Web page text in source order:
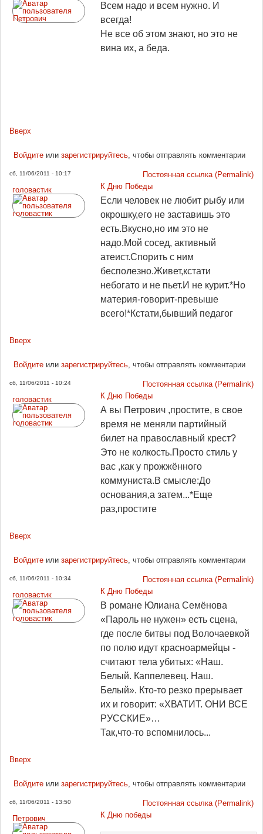
Всем надо и всем нужно. И
всегда!
Не все об этом знают, но это не
вина их, а беда.
Вверх
Войдитеили зарегистрируйтесь, чтобы отправлять комментарии
сб, 11/06/2011 - 10:17
Постоянная ссылка (Permalink)
головастик
К Дню Победы
Если человек не любит рыбу или
окрошку,его не заставишь это
есть.Вкусно,но им это не
надо.Мой сосед, активный
атеист.Спорить с ним
бесполезно.Живет,кстати
небогато и не пьет.И не курит.*Но
материя-говорит-превыше
всего!*Кстати,бывший педагог
Вверх
Войдитеили зарегистрируйтесь, чтобы отправлять комментарии
сб, 11/06/2011 - 10:24
Постоянная ссылка (Permalink)
головастик
К Дню Победы
А вы Петрович ,простите, в свое
время не меняли партийный
билет на православный крест?
Это не колкость.Просто стиль у
вас ,как у прожжённого
коммуниста.В смысле:До
основания,а затем...*Еще
раз,простите
Вверх
Войдитеили зарегистрируйтесь, чтобы отправлять комментарии
сб, 11/06/2011 - 10:34
Постоянная ссылка (Permalink)
головастик
К Дню Победы
В романе Юлиана Семёнова
«Пароль не нужен» есть сцена,
где после битвы под Волочаевкой
по полю идут красноармейцы -
считают тела убитых: «Наш.
Белый. Каппелевец. Наш.
Белый». Кто-то резко прерывает
их и говорит: «ХВАТИТ. ОНИ ВСЕ
РУССКИЕ»…
Так,что-то вспомнилось...
Вверх
Войдитеили зарегистрируйтесь, чтобы отправлять комментарии
сб, 11/06/2011 - 13:50
Постоянная ссылка (Permalink)
Петрович
К Дню победы